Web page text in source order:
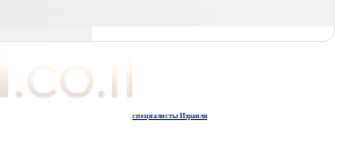
специалисты Израиля